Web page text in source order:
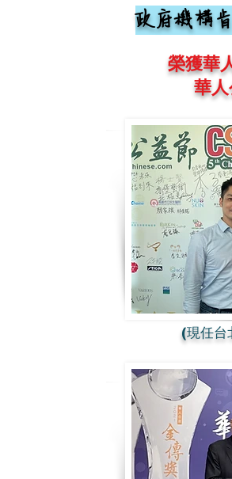
榮獲華
華
(現任台
政府機構